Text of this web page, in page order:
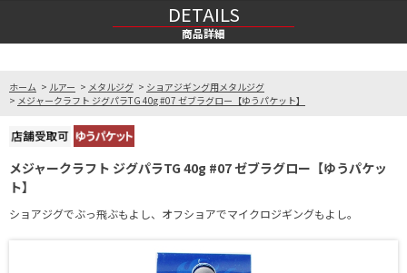
DETAILS
商品詳細
ホーム > ルアー > メタルジグ > ショアジギング用メタルジグ
> メジャークラフト ジグパラTG 40g #07 ゼブラグロー【ゆうパケット】
メジャークラフト ジグパラTG 40g #07 ゼブラグロー【ゆうパケッ
ト】
ショアジグでぶっ飛ぶもよし、オフショアでマイクロジギングもよし。